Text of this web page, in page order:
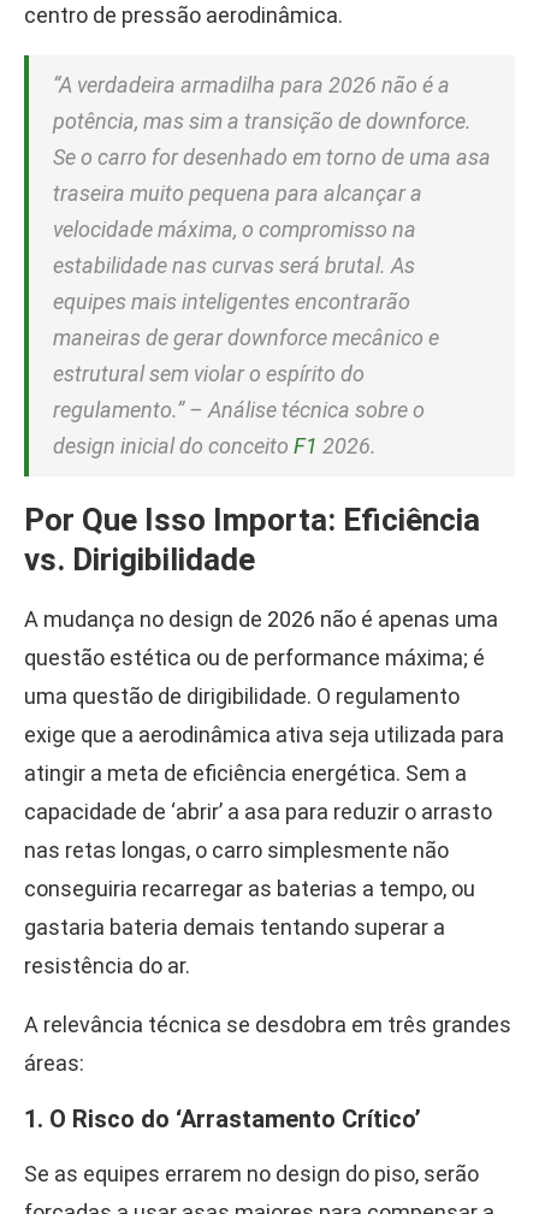
centro de pressão aerodinâmica.
“A verdadeira armadilha para 2026 não é a
potência, mas sim a transição de downforce.
Se o carro for desenhado em torno de uma asa
traseira muito pequena para alcançar a
velocidade máxima, o compromisso na
estabilidade nas curvas será brutal. As
equipes mais inteligentes encontrarão
maneiras de gerar downforce mecânico e
estrutural sem violar o espírito do
regulamento.” – Análise técnica sobre o
design inicial do conceito F1 2026.
Por Que Isso Importa: Eficiência
vs. Dirigibilidade
A mudança no design de 2026 não é apenas uma
questão estética ou de performance máxima; é
uma questão de dirigibilidade. O regulamento
exige que a aerodinâmica ativa seja utilizada para
atingir a meta de eficiência energética. Sem a
capacidade de ‘abrir’ a asa para reduzir o arrasto
nas retas longas, o carro simplesmente não
conseguiria recarregar as baterias a tempo, ou
gastaria bateria demais tentando superar a
resistência do ar.
A relevância técnica se desdobra em três grandes
áreas:
1. O Risco do ‘Arrastamento Crítico’
Se as equipes errarem no design do piso, serão